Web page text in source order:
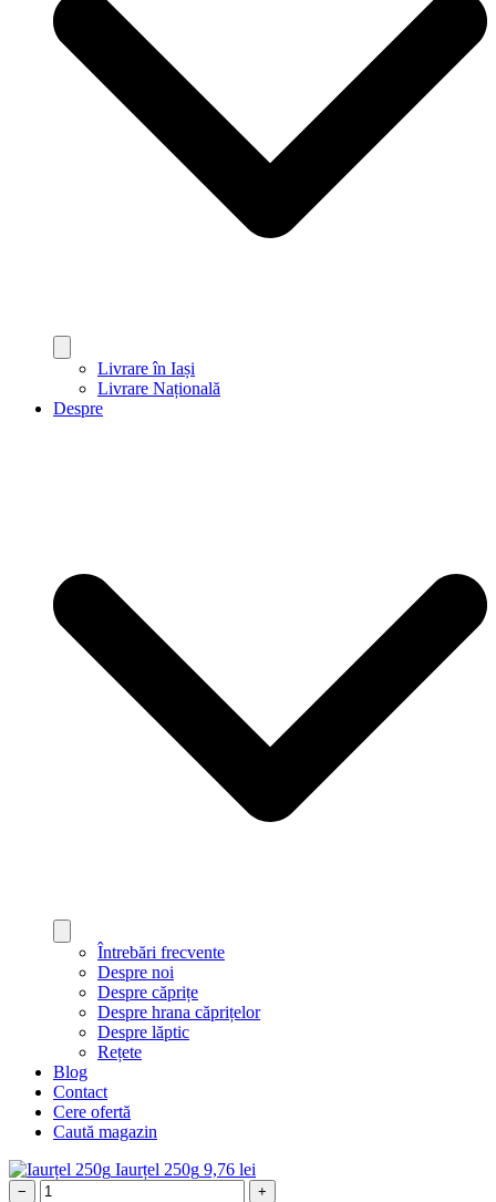
Livrare în Iași
Livrare Națională
Despre
Întrebări frecvente
Despre noi
Despre căprițe
Despre hrana căprițelor
Despre lăptic
Rețete
Blog
Contact
Cere ofertă
Caută magazin
Iaurțel 250g 9,76 lei
− +